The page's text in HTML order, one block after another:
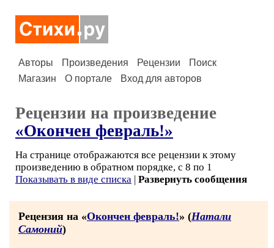
Авторы Произведения Рецензии
Поиск
Магазин
О портале Вход для авторов
Рецензии на произведение
«Окончен февраль!»
На странице отображаются все рецензии к этому
произведению в обратном порядке, с 8 по 1
Показывать в виде списка | Развернуть сообщения
Рецензия на «Окончен февраль!» (Натали
Самоний)